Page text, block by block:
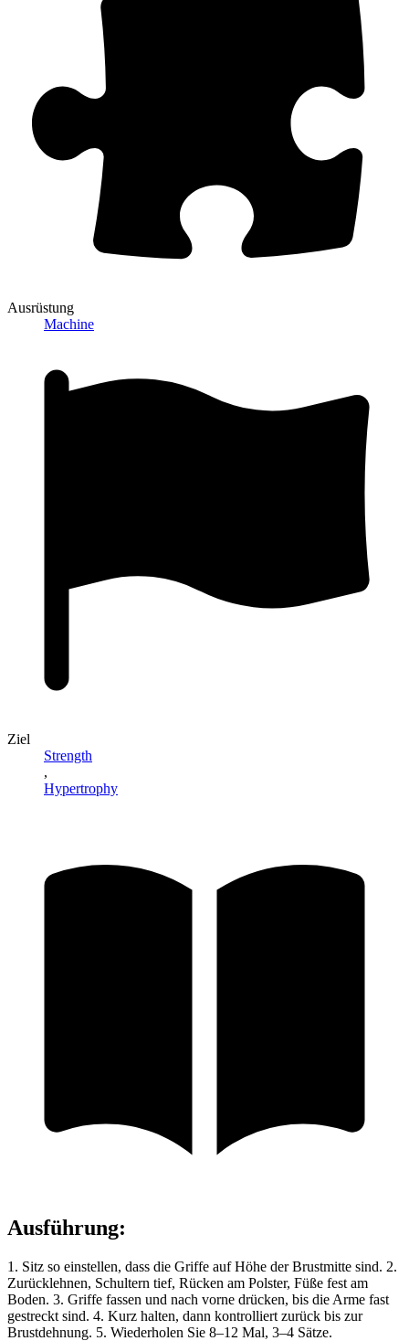
Ausrüstung
Machine
Ziel
Strength
,
Hypertrophy
Ausführung:
1. Sitz so einstellen, dass die Griffe auf Höhe der Brustmitte sind. 2.
Zurücklehnen, Schultern tief, Rücken am Polster, Füße fest am
Boden. 3. Griffe fassen und nach vorne drücken, bis die Arme fast
gestreckt sind. 4. Kurz halten, dann kontrolliert zurück bis zur
Brustdehnung. 5. Wiederholen Sie 8–12 Mal, 3–4 Sätze.